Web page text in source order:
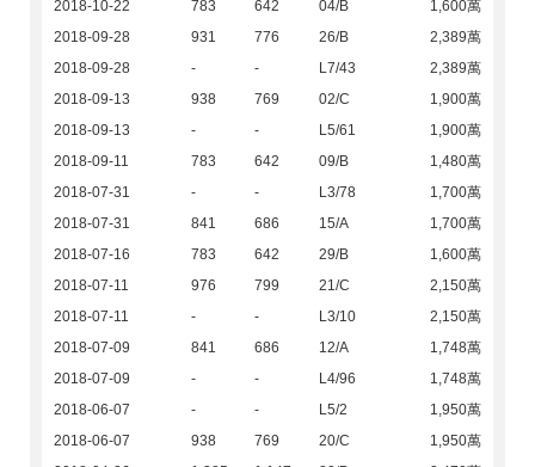
2018-10-22
783 642 04/B
1,600萬
2018-09-28
931 776 26/B
2,389萬
2018-09-28
- - L7/43
2,389萬
2018-09-13
938 769 02/C
1,900萬
2018-09-13
- - L5/61
1,900萬
2018-09-11
783 642 09/B
1,480萬
2018-07-31
- - L3/78
1,700萬
2018-07-31
841 686 15/A
1,700萬
2018-07-16
783 642 29/B
1,600萬
2018-07-11
976 799 21/C
2,150萬
2018-07-11
- - L3/10
2,150萬
2018-07-09
841 686 12/A
1,748萬
2018-07-09
- - L4/96
1,748萬
2018-06-07
- - L5/2
1,950萬
2018-06-07
938 769 20/C
1,950萬